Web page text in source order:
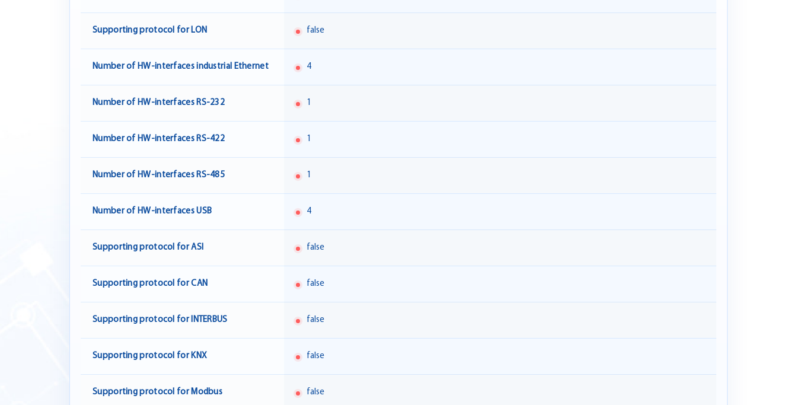
Supporting protocol for LON false
Number of HW-interfaces industrial Ethernet 4
Number of HW-interfaces RS-232 1
Number of HW-interfaces RS-422 1
Number of HW-interfaces RS-485 1
Number of HW-interfaces USB 4
Supporting protocol for ASI false
Supporting protocol for CAN false
Supporting protocol for INTERBUS false
Supporting protocol for KNX false
Supporting protocol for Modbus false